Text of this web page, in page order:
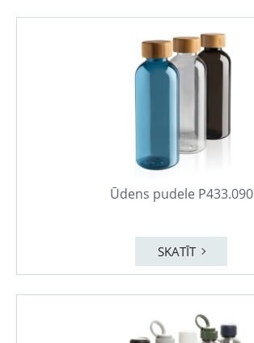
Ūdens pudele P433.090
SKATĪT